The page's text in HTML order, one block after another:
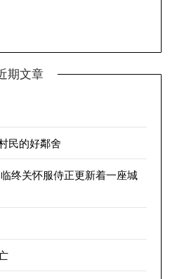
期文章
民的好鄰舍
终关怀服侍正更新着一座城